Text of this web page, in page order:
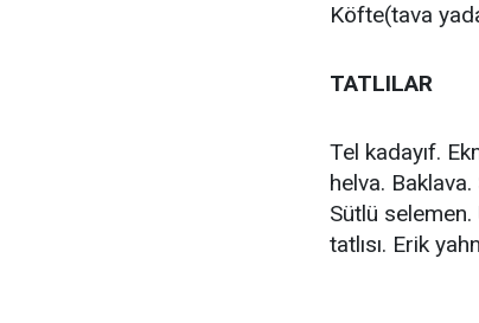
Köfte(tava
TATLILAR
Tel kadayıf.
helva.
Sütlü selemen.
tatlısı. Erik